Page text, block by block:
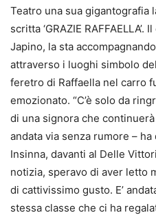
Teatro una sua gigantografia
scritta ‘GRAZIE
Japino, la sta
attraverso i luoghi simbolo
feretro di Raffaella nel carro
emozionato. “C’è solo da
di una signora che
andata via senza rumore –
Insinna, davanti al Delle
notizia, speravo di aver letto
di cattivissimo gusto. E’
stessa classe che ci ha